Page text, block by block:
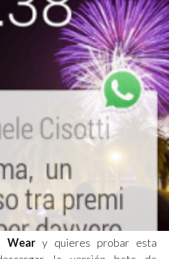
Wear y quieres probar esta